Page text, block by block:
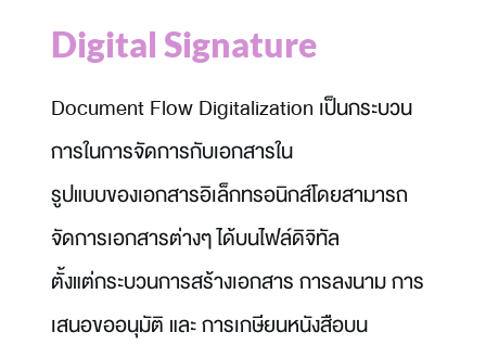
Digital Signature
Document Flow Digitalization เป็นกระบวน
การในการจัดการกับเอกสารใน
รูปแบบของเอกสารอิเล็กทรอนิกส์โดยสามารถ
จัดการเอกสารต่างๆ ได้บนไฟล์ดิจิทัล
ตั้งแต่กระบวนการสร้างเอกสาร การลงนาม การ
เสนอขออนุมัติ และ การเกษียนหนังสือบน